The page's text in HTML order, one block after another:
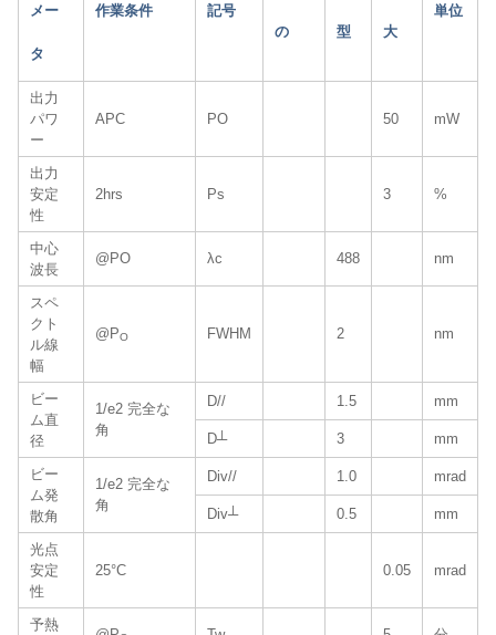
メー
タ
作業条件 記号
の 型 大
単位
出力
パワ
ー
APC PO 50 mW
出力
安定
性
2hrs Ps 3 %
中心
波長
@PO λc 488 nm
スペ
クト
ル線
幅
@PO FWHM 2 nm
ビー
ム直
径
1/e2 完全な
角
D// 1.5 mm
D┴ 3 mm
ビー
ム発
散角
1/e2 完全な
角
Div// 1.0 mrad
Div┴ 0.5 mm
光点
安定
性
25°C 0.05 mrad
予熱